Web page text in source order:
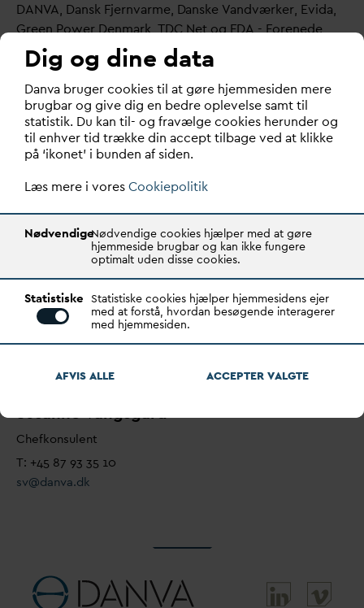
DANVA, Dansk Fjernvarme, Danske Vandværker, Evida,
Green Power Denmark, TDC Net og FDA - Forenede
Digitale Anlæg
Kontakt
SusanneVangsgård
Chefkonsulent
T: +45 87 93 35 10
sv@danva.dk
Dig og dine data
Danva bruger cookies til at gøre hjemmesiden mere
brugbar og give dig en bedre oplevelse samt til
statistik. Du kan til- og fravælge cookies herunder og
til enhver tid trække din accept tilbage ved at klikke
på ‘ikonet’ i bunden af siden.
Læs mere i voresCookiepolitik
NødvendigeNødvendige cookies hjælper med at gøre
hjemmeside brugbar og kan ikke fungere
optimalt uden disse cookies.
Statistiske Statistiske cookies hjælper hjemmesidens ejer
med at forstå, hvordan besøgende interagerer
med hjemmesiden.
AFVIS ALLE ACCEPTERVALGTE